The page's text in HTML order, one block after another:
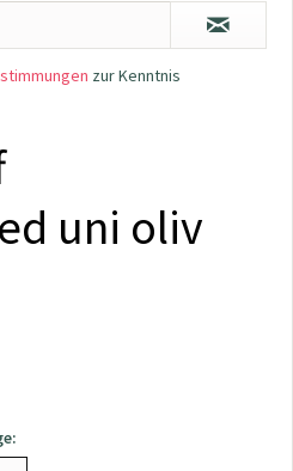
zur Kenntnis
uni oliv